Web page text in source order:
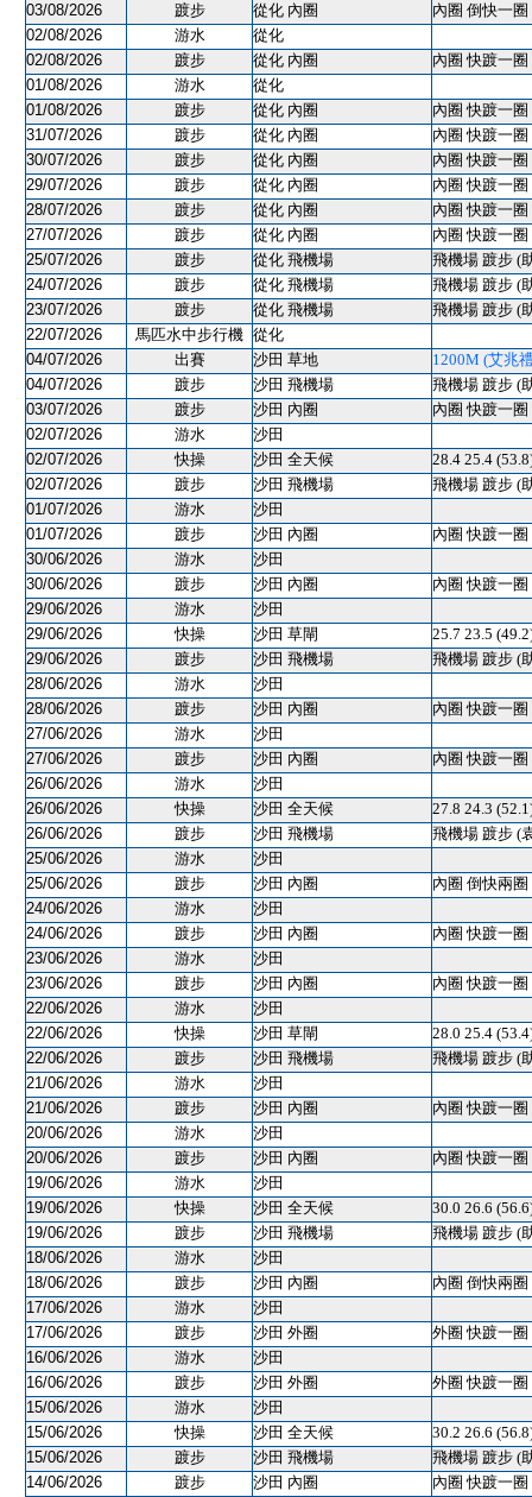
03/08/2026
踱步 從化 內圈
內圈 倒快一圈
02/08/2026
游水
從化
02/08/2026
踱步 從化 內圈
內圈 快踱一圈
01/08/2026
游水
從化
01/08/2026
踱步 從化 內圈
內圈 快踱一圈
31/07/2026
踱步 從化 內圈
內圈 快踱一圈
30/07/2026
踱步 從化 內圈
內圈 快踱一圈
29/07/2026
踱步 從化 內圈
內圈 快踱一圈
28/07/2026
踱步 從化 內圈
內圈 快踱一圈
27/07/2026
踱步 從化 內圈
內圈 快踱一圈
25/07/2026
踱步 從化 飛機場
飛機場 踱步 (
24/07/2026
踱步 從化 飛機場
飛機場 踱步 (
23/07/2026
踱步 從化 飛機場
飛機場 踱步 (
22/07/2026
馬匹水中步行機 從化
04/07/2026
出賽 沙田 草地
1200M (艾兆
04/07/2026
踱步 沙田 飛機場
飛機場 踱步 (
03/07/2026
踱步 沙田 內圈
內圈 快踱一圈
02/07/2026
游水
沙田
02/07/2026
快操 沙田 全天候
28.4 25.4
02/07/2026
踱步 沙田 飛機場
飛機場 踱步 (
01/07/2026
游水
沙田
01/07/2026
踱步 沙田 內圈
內圈 快踱一圈
30/06/2026
游水
沙田
30/06/2026
踱步 沙田 內圈
內圈 快踱一
29/06/2026
游水
沙田
29/06/2026
快操 沙田 草閘
25.7 23.5
29/06/2026
踱步 沙田 飛機場
飛機場 踱步 (
28/06/2026
游水
沙田
28/06/2026
踱步 沙田 內圈
內圈 快踱一圈
27/06/2026
游水
沙田
27/06/2026
踱步 沙田 內圈
內圈 快踱一圈
26/06/2026
游水
沙田
26/06/2026
快操 沙田 全天候
27.8 24.3
26/06/2026
踱步 沙田 飛機場
飛機場 踱步 (
25/06/2026
游水
沙田
25/06/2026
踱步 沙田 內圈
內圈 倒快兩圈
24/06/2026
游水
沙田
24/06/2026
踱步 沙田 內圈
內圈 快踱一圈
23/06/2026
游水
沙田
23/06/2026
踱步 沙田 內圈
內圈 快踱一圈
22/06/2026
游水
沙田
22/06/2026
快操 沙田 草閘
28.0 25.4
22/06/2026
踱步 沙田 飛機場
飛機場 踱步 (
21/06/2026
游水
沙田
21/06/2026
踱步 沙田 內圈
內圈 快踱一圈
20/06/2026
游水
沙田
20/06/2026
踱步 沙田 內圈
內圈 快踱一圈
19/06/2026
游水
沙田
19/06/2026
快操 沙田 全天候
30.0 26.6
19/06/2026
踱步 沙田 飛機場
飛機場 踱步 (
18/06/2026
游水
沙田
18/06/2026
踱步 沙田 內圈
內圈 倒快兩圈
17/06/2026
游水
沙田
17/06/2026
踱步 沙田 外圈
外圈 快踱一圈
16/06/2026
游水
沙田
16/06/2026
踱步 沙田 外圈
外圈 快踱一圈
15/06/2026
游水
沙田
15/06/2026
快操 沙田 全天候
30.2 26.6
15/06/2026
踱步 沙田 飛機場
飛機場 踱步 (
14/06/2026
踱步 沙田 內圈
內圈 快踱一圈